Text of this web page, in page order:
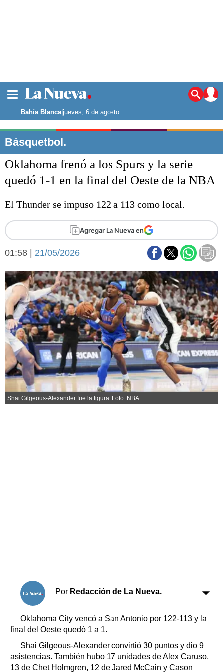
Noticias
La ciudad
Punta Alta
El mundo
Seguridad
Deportes
Escenario Olímpico
Básquetbol
Fútbol
Arte y cultura
Cines
Economía y campo
Economía y finanzas
Con el campo
Espacio empresas
Sociedad y tiempo
libre
Sociedad
Tecnología
Turismo
Salud
Es viral
El tiempo
Bahía Blanca|jueves, 6 de agosto
Básquetbol.
Oklahoma frenó a los Spurs y la serie
quedó 1-1 en la final del Oeste de la NBA
El Thunder se impuso 122 a 113 como local.
Agregar La Nueva en
01:58 | 21/05/2026
Shai Gilgeous-Alexander fue la figura. Foto: NBA.
Por Redacción de La Nueva.
Oklahoma City vencó a San Antonio por 122-113 y la
final del Oeste quedó 1 a 1.
Shai Gilgeous-Alexander convirtió 30 puntos y dio 9
asistencias. También hubo 17 unidades de Alex Caruso,
13 de Chet Holmgren, 12 de Jared McCain y Cason